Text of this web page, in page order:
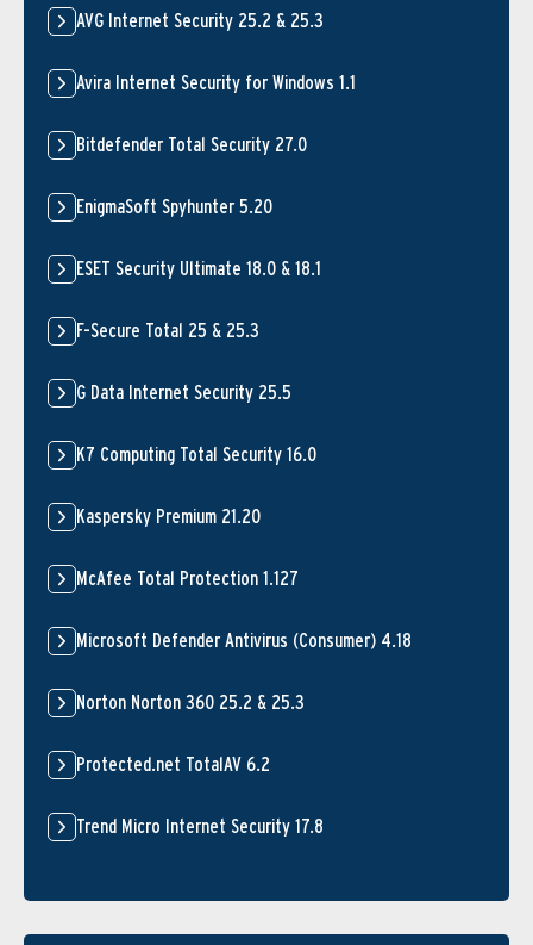
AVG Internet Security 25.2 & 25.3
Avira Internet Security for Windows 1.1
Bitdefender Total Security 27.0
EnigmaSoft Spyhunter 5.20
ESET Security Ultimate 18.0 & 18.1
F-Secure Total 25 & 25.3
G Data Internet Security 25.5
K7 Computing Total Security 16.0
Kaspersky Premium 21.20
McAfee Total Protection 1.127
Microsoft Defender Antivirus (Consumer) 4.18
Norton Norton 360 25.2 & 25.3
Protected.net TotalAV 6.2
Trend Micro Internet Security 17.8